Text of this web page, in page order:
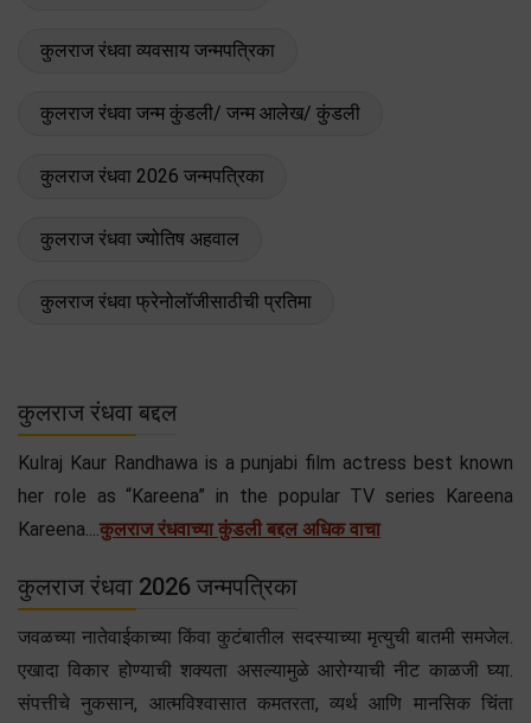
कुलराज रंधवा व्यवसाय जन्मपत्रिका
कुलराज रंधवा जन्म कुंडली/ जन्म आलेख/ कुंडली
कुलराज रंधवा 2026 जन्मपत्रिका
कुलराज रंधवा ज्योतिष अहवाल
कुलराज रंधवा फ्रेनोलॉजीसाठीची प्रतिमा
कुलराज रंधवा बद्दल
Kulraj Kaur Randhawa is a punjabi film actress best known
her role as “Kareena” in the popular TV series Kareena
Kareena....कुलराज रंधवाच्या कुंडली बद्दल अधिक वाचा
कुलराज रंधवा 2026 जन्मपत्रिका
जवळच्या नातेवाईकाच्या किंवा कुटंबातील सदस्याच्या मृत्युची बातमी समजेल.
एखादा विकार होण्याची शक्यता असल्यामुळे आरोग्याची नीट काळजी घ्या.
संपत्तीचे नुकसान, आत्मविश्वासात कमतरता, व्यर्थ आणि मानसिक चिंता